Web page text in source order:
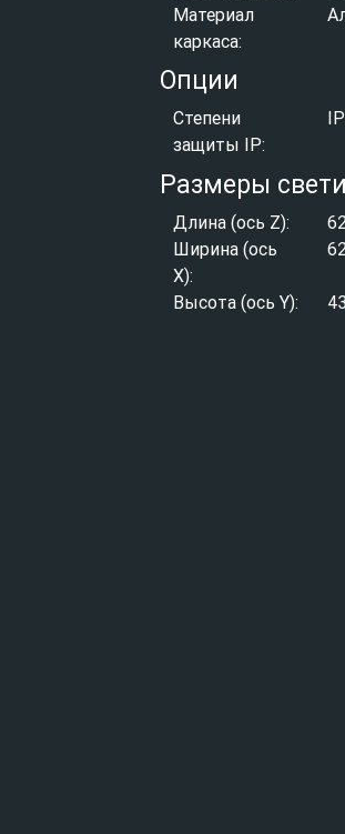
Материал
каркаса:
Опции
Степени
защиты IP:
Размеры
Длина (ось Z):
Ширина (ось
X):
Высота (ось Y):